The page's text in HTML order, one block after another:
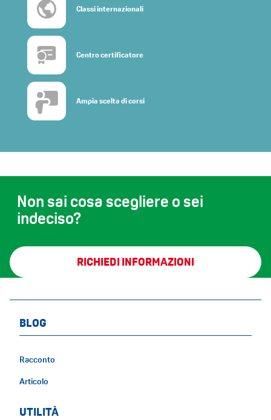
Classi internazionali
Centro certificatore
Ampia scelta di corsi
Non sai cosa scegliere o sei
indeciso?
RICHIEDI INFORMAZIONI
BLOG
Racconto
Articolo
UTILITÀ